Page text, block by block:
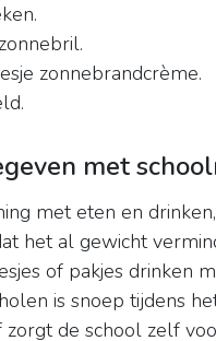
zonnebrandcrème.
met
met eten en
het al gewicht
of pakjes drinken
is snoep tijdens
zorgt de school zelf